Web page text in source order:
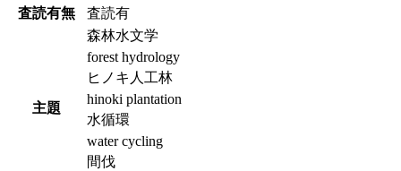
査読有無
査読有
主題
森林水文学
forest hydrology
ヒノキ人工林
hinoki plantation
水循環
water cycling
間伐